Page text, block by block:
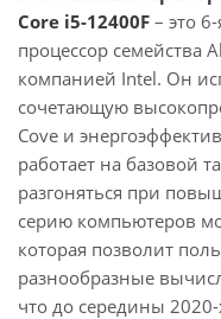
Core i5-12400F – это
процессор семейства
компанией Intel. Он
сочетающую
Cove и
работает на базовой
разгоняться при
серию компьютеров
которая позволит
разнообразные
что до середины